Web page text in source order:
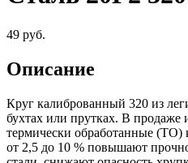
49 руб.
Описание
Круг калиброванный 320 из
бухтах или прутках. В
термически обработанные
от 2,5 до 10 % повышают